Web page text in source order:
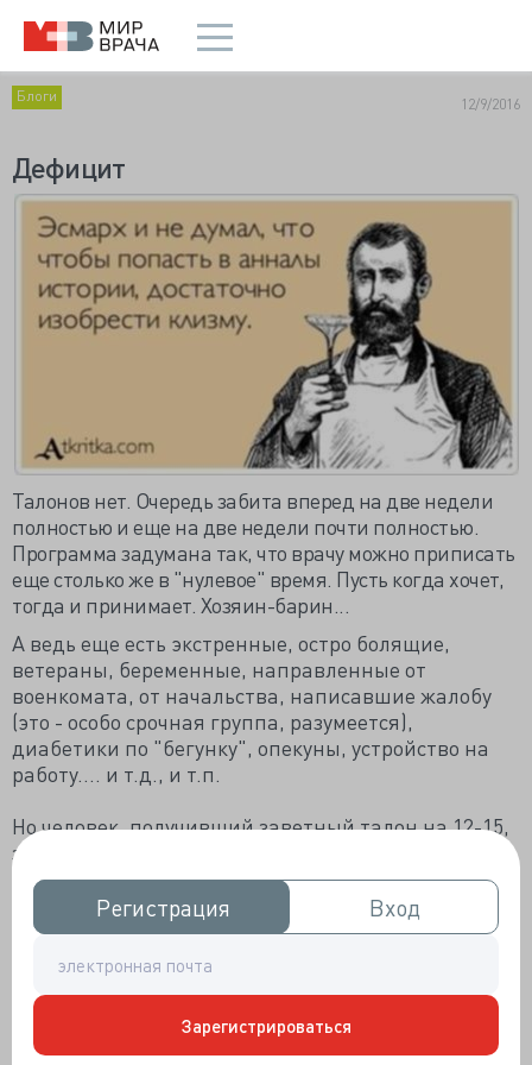
Регистрация
Регистрация Вход
Вход
Зарегистрироваться
Блоги 12/9/2016
Дефицит
Талонов нет. Очередь забита вперед на две недели
полностью и еще на две недели почти полностью.
Программа задумана так, что врачу можно приписать
еще столько же в "нулевое" время. Пусть когда хочет,
тогда и принимает. Хозяин-барин...
А ведь еще есть экстренные, остро болящие,
ветераны, беременные, направленные от
военкомата, от начальства, написавшие жалобу
(это - особо срочная группа, разумеется),
диабетики по "бегунку", опекуны, устройство на
работу.... и т.д., и т.п.
Но человек, получивший заветный талон на 12-15,
знать всего этого не желает....
И в забитую до отказа запись засовываются еще и
еще.
А платят всем врачам "по справедливости", что
означает... ОДИНАКОВО.